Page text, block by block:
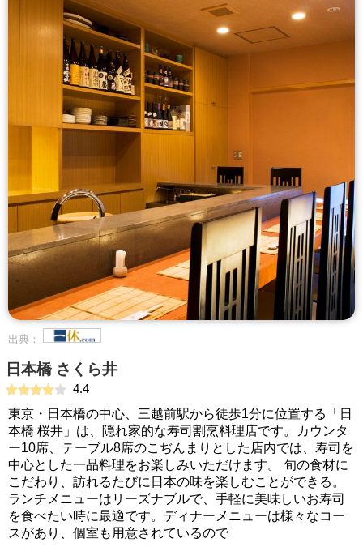
出典：
日本橋 さくら井
4.4
東京・日本橋の中心、三越前駅から徒歩1分に位置する「日
本橋 桜井」は、隠れ家的な寿司割烹料理店です。カウンタ
ー10席、テーブル8席のこぢんまりとした店内では、寿司を
中心とした一品料理をお楽しみいただけます。 旬の食材に
こだわり、訪れるたびに日本の味を楽しむことができる。
ランチメニューはリーズナブルで、手軽に美味しいお寿司
を食べたい時に最適です。ディナーメニューは様々なコー
スがあり、個室も用意されているので